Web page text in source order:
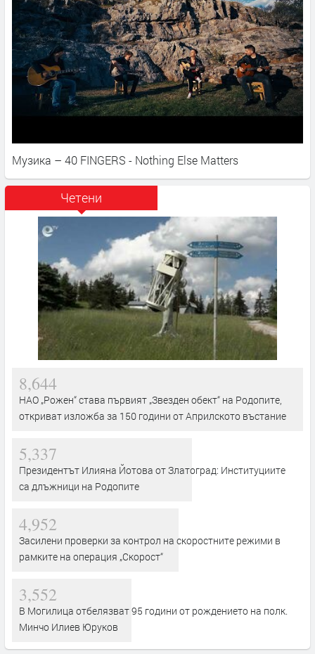
Музика – 40 FINGERS - Nothing Else Matters
Четени
8,644
НАО „Рожен“ става първият „Звезден обект“ на Родопите,
откриват изложба за 150 години от Априлското въстание
5,337
Президентът Илияна Йотова от Златоград: Институциите
са длъжници на Родопите
4,952
Засилени проверки за контрол на скоростните режими в
рамките на операция „Скорост“
3,552
В Могилица отбелязват 95 години от рождението на полк.
Минчо Илиев Юруков